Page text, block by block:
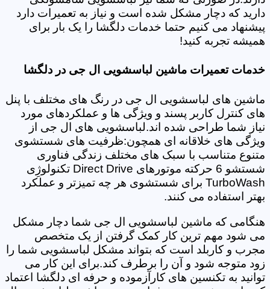
دارید که دچار مشکل شده است و نیاز به تعمیرات دارد
پیشنهاد می کنیم حتما خدمات دلگشا را یک بار برای
همیشه تجربه کنید!
خدمات تعمیرات ماشین لباسشویی ال جی در دلگشا
ماشین های لباسشویی ال جی در رنگ های مختلف با پنل
های کنترل کاربر پسند و ویژگی ها و عملکردهای مورد
نیاز شما طراحی شده اند.لباسشویی های ال جی از
ویژگی های خلاقانه ای همچون:ظرفیت های شستشوی
متنوع متناسب با سبک های مختلف زندگی فناوری
شستشو 6 حرکته موتورهای Direct Drive تکنولوژِی
TurboWash برای شستشوی هر چه تمیزتر و عملکرد
بهتر استفاده می کنند.
هنگامی که ماشین لباسشویی ال جی شما دچار مشکل
می شود مهم ترین کار کمک گرفتن از یک متخصص
مجرب و کاربلد است که بتواند مشکل لباسشویی شما را
زود متوجه شود و آن را برطرف کند.برای این کار می
توانید به تکنسین های کارآزموده و حرفه ای دلگشا اعتماد